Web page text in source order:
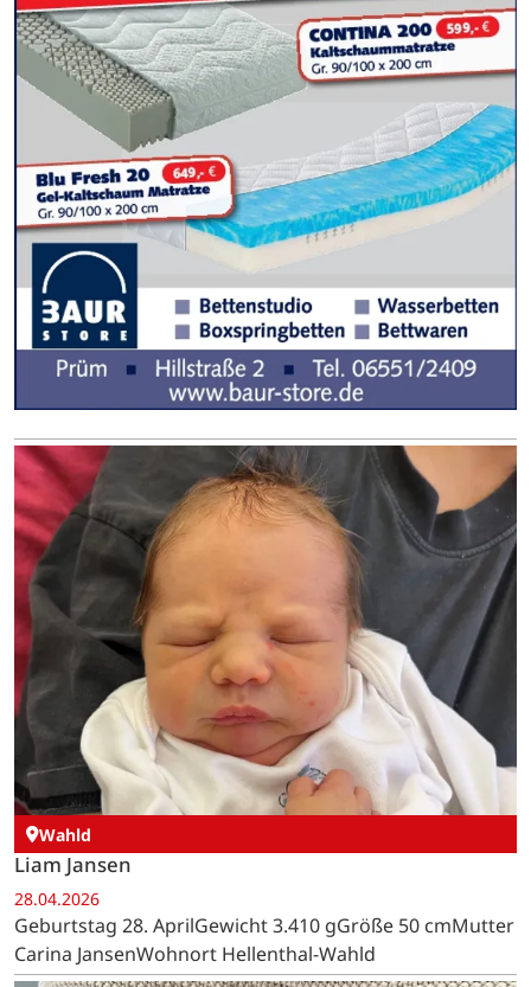
Wahld
Liam Jansen
28.04.2026
Geburtstag 28. AprilGewicht 3.410 gGröße 50 cmMutter
Carina JansenWohnort Hellenthal-Wahld